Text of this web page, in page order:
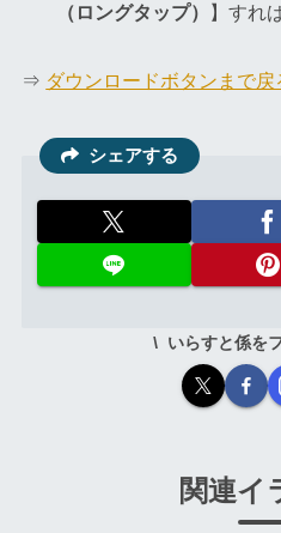
（ロングタップ）
】すれ
⇒ ダウンロードボタンまで戻
シェアする
いらすと係を
関連イ